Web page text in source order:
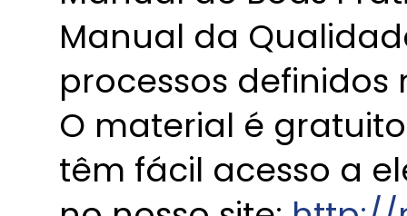
Manual da
processos definidos
O material é
têm fácil acesso a